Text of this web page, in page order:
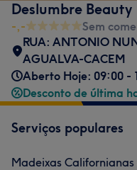
Deslumbre Beauty
-,-
Sem
RUA: ANTONIO
AGUALVA-CACEM
Aberto Hoje: 09:00 -
Desconto de última
Serviços populares
Madeixas